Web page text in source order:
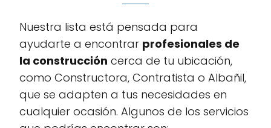
Nuestra lista está pensada para
ayudarte a encontrar profesionales de
la construcción cerca de tu ubicación,
como Constructora, Contratista o Albañil,
que se adapten a tus necesidades en
cualquier ocasión. Algunos de los servicios